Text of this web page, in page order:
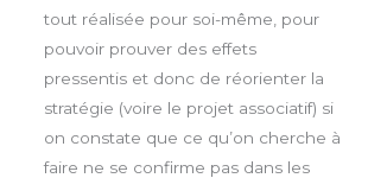
tout réalisée pour soi-même, pour
pouvoir prouver des effets
pressentis et donc de réorienter la
stratégie (voire le projet associatif) si
on constate que ce qu’on cherche à
faire ne se confirme pas dans les